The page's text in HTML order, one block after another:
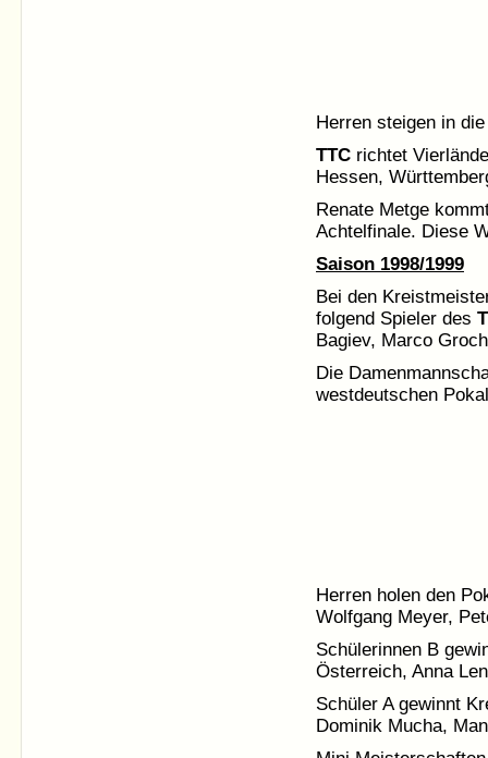
Herren steigen in
TTC richtet
Hessen,
Renate Metge
Achtelfinale. Diese
Saison 1998/1999
Bei den
folgend Spieler des
Bagiev, Marco
Die
westdeutschen
Herren holen den
Wolfgang Meyer,
Schülerinnen B
Österreich, Anna
Schüler A gewinnt
Dominik Mucha,